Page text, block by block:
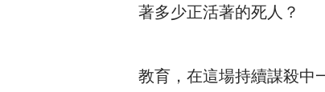
著多少正活著的死人？
教育，在這場持續謀殺中